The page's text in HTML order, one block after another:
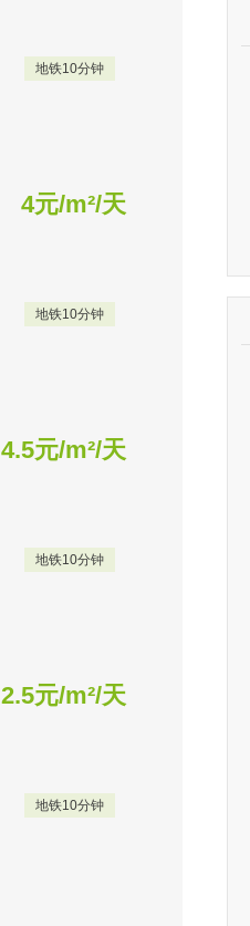
地铁10分钟
地铁10分钟
4元/m²/天
地铁10分钟
4.5元/m²/天
地铁10分钟
2.5元/m²/天